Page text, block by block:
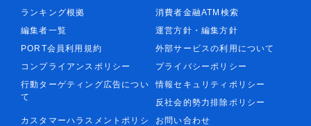
ランキング根拠
消費者金融ATM検索
編集者一覧
運営方針・編集方針
PORT会員利用規約
外部サービスの利用について
コンプライアンスポリシー
プライバシーポリシー
行動ターゲティング広告につい
て
情報セキュリティポリシー
反社会的勢力排除ポリシー
カスタマーハラスメントポリシ
お問い合わせ